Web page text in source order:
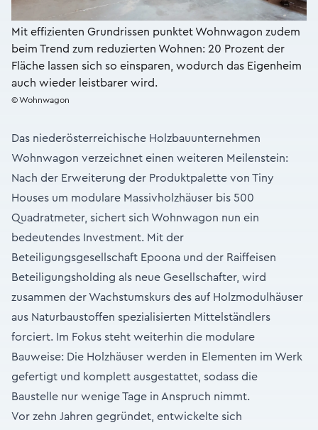
Mit effizienten Grundrissen punktet Wohnwagon zudem
beim Trend zum reduzierten Wohnen: 20 Prozent der
Fläche lassen sich so einsparen, wodurch das Eigenheim
auch wieder leistbarer wird.
© Wohnwagon
Das niederösterreichische Holzbauunternehmen
Wohnwagon verzeichnet einen weiteren Meilenstein:
Nach der Erweiterung der Produktpalette von Tiny
Houses um modulare Massivholzhäuser bis 500
Quadratmeter, sichert sich Wohnwagon nun ein
bedeutendes Investment. Mit der
Beteiligungsgesellschaft Epoona und der Raiffeisen
Beteiligungsholding als neue Gesellschafter, wird
zusammen der Wachstumskurs des auf Holzmodulhäuser
aus Naturbaustoffen spezialisierten Mittelständlers
forciert. Im Fokus steht weiterhin die modulare
Bauweise: Die Holzhäuser werden in Elementen im Werk
gefertigt und komplett ausgestattet, sodass die
Baustelle nur wenige Tage in Anspruch nimmt.
Vor zehn Jahren gegründet, entwickelte sich